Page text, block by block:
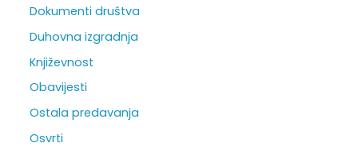
Dokumenti društva
Duhovna izgradnja
Književnost
Obavijesti
Ostala predavanja
Osvrti